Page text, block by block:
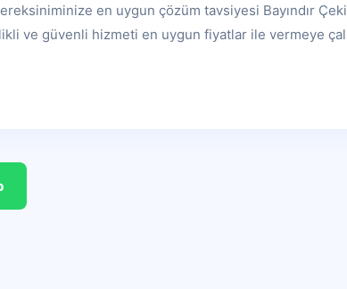
en uygun çözüm tavsiyesi Bayındır
ve güvenli hizmeti en uygun fiyatlar ile vermeye